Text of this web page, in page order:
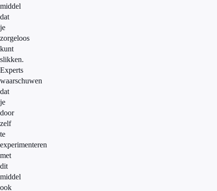
middel
dat
je
zorgeloos
kunt
slikken.
Experts
waarschuwen
dat
je
door
zelf
te
experimenteren
met
dit
middel
ook